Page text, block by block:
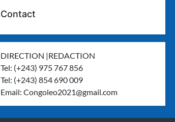
Contact
DIRECTION |REDACTION
Tel: (+243) 975 767 856
Tel: (+243) 854 690 009
Email:Congoleo2021@gmail.com